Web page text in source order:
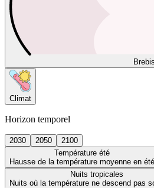
Climat
Horizon temporel
2030 2050
2100
Température été
Hausse de la température moyenne en été
Nuits tropicales
Nuits où la température ne descend pas